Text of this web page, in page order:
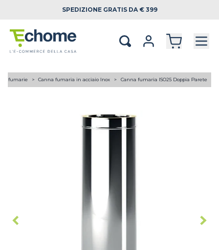
SPEDIZIONE GRATIS DA € 399
fumarie Canna fumaria in acciaio Inox Canna fumaria ISO25 Doppia Parete